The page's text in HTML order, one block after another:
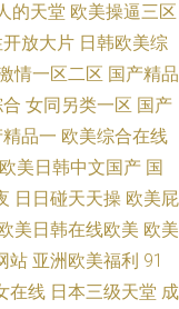
的天堂 欧美操逼三区
放大片 日韩欧美综
情一区二区 国产精品
女同另类一区 国产
品一 欧美综合在线
欧美日韩中文国产 国
日日碰天天操 欧美屁
美日韩在线欧美 欧美
站 亚洲欧美福利 91
在线 日本三级天堂 成